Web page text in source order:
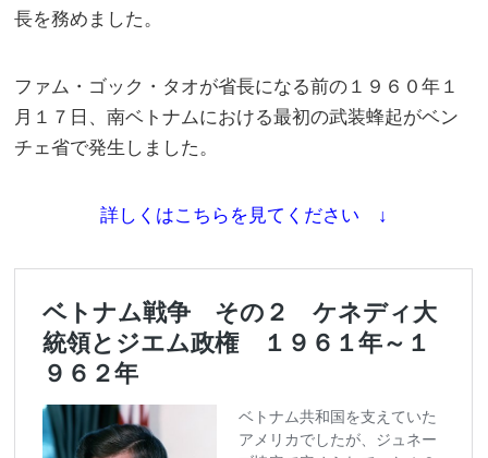
長を務めました。
ファム・ゴック・タオが省長になる前の１９６０年１
月１７日、南ベトナムにおける最初の武装蜂起がベン
チェ省で発生しました。
詳しくはこちらを見てください ↓